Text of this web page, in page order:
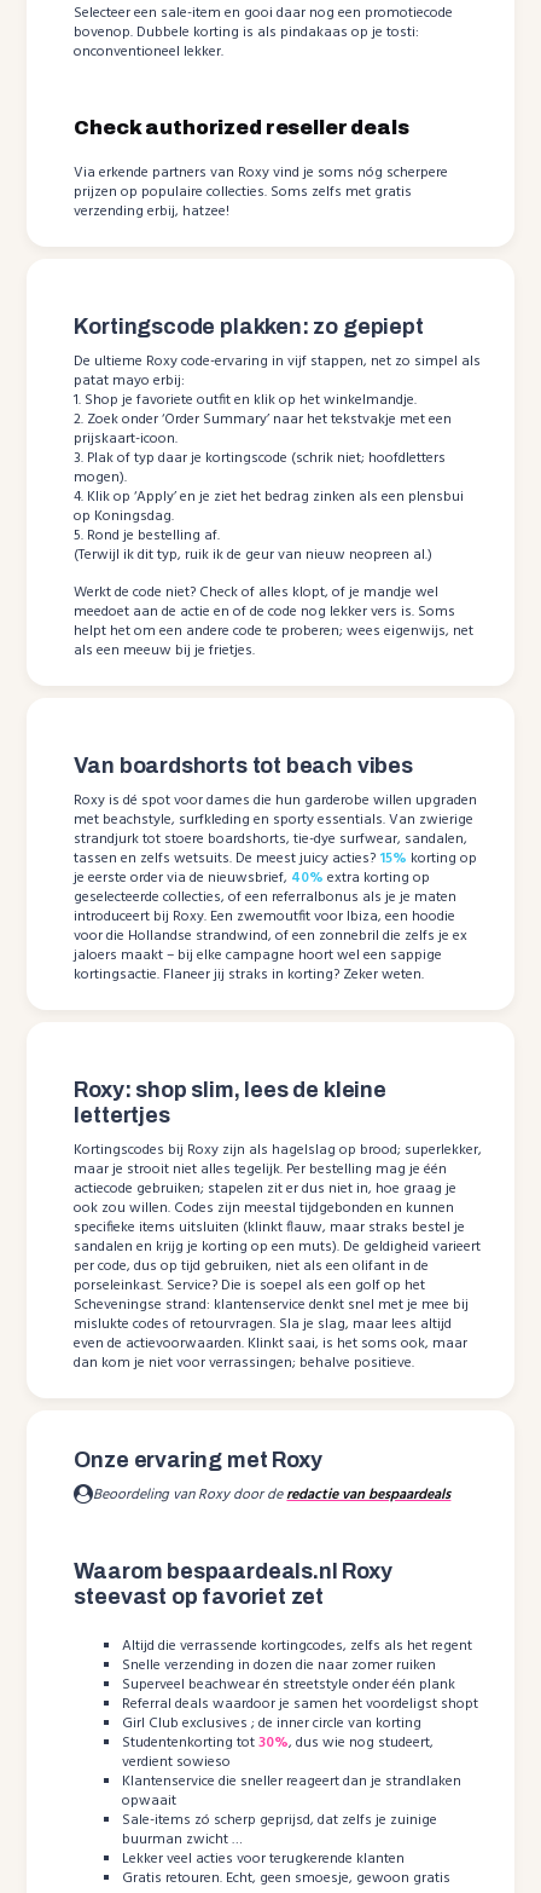
Selecteer een sale-item en gooi daar nog een promotiecode
bovenop. Dubbele korting is als pindakaas op je tosti:
onconventioneel lekker.
Check authorized reseller deals
Via erkende partners van Roxy vind je soms nóg scherpere
prijzen op populaire collecties. Soms zelfs met gratis
verzending erbij, hatzee!
Kortingscode plakken: zo gepiept
De ultieme Roxy code-ervaring in vijf stappen, net zo simpel als
patat mayo erbij:
1. Shop je favoriete outfit en klik op het winkelmandje.
2. Zoek onder ‘Order Summary’ naar het tekstvakje met een
prijskaart-icoon.
3. Plak of typ daar je kortingscode (schrik niet; hoofdletters
mogen).
4. Klik op ‘Apply’ en je ziet het bedrag zinken als een plensbui
op Koningsdag.
5. Rond je bestelling af.
(Terwijl ik dit typ, ruik ik de geur van nieuw neopreen al.)
Werkt de code niet? Check of alles klopt, of je mandje wel
meedoet aan de actie en of de code nog lekker vers is. Soms
helpt het om een andere code te proberen; wees eigenwijs, net
als een meeuw bij je frietjes.
Van boardshorts tot beach vibes
Roxy is dé spot voor dames die hun garderobe willen upgraden
met beachstyle, surfkleding en sporty essentials. Van zwierige
strandjurk tot stoere boardshorts, tie-dye surfwear, sandalen,
tassen en zelfs wetsuits. De meest juicy acties? 15% korting op
je eerste order via de nieuwsbrief, 40% extra korting op
geselecteerde collecties, of een referralbonus als je je maten
introduceert bij Roxy. Een zwemoutfit voor Ibiza, een hoodie
voor die Hollandse strandwind, of een zonnebril die zelfs je ex
jaloers maakt – bij elke campagne hoort wel een sappige
kortingsactie. Flaneer jij straks in korting? Zeker weten.
Roxy: shop slim, lees de kleine
lettertjes
Kortingscodes bij Roxy zijn als hagelslag op brood; superlekker,
maar je strooit niet alles tegelijk. Per bestelling mag je één
actiecode gebruiken; stapelen zit er dus niet in, hoe graag je
ook zou willen. Codes zijn meestal tijdgebonden en kunnen
specifieke items uitsluiten (klinkt flauw, maar straks bestel je
sandalen en krijg je korting op een muts). De geldigheid varieert
per code, dus op tijd gebruiken, niet als een olifant in de
porseleinkast. Service? Die is soepel als een golf op het
Scheveningse strand: klantenservice denkt snel met je mee bij
mislukte codes of retourvragen. Sla je slag, maar lees altijd
even de actievoorwaarden. Klinkt saai, is het soms ook, maar
dan kom je niet voor verrassingen; behalve positieve.
Onze ervaring met Roxy
Beoordeling van Roxy door deredactie van bespaardeals
Waarom bespaardeals.nl Roxy
steevast op favoriet zet
Altijd die verrassende kortingcodes, zelfs als het regent
Snelle verzending in dozen die naar zomer ruiken
Superveel beachwear én streetstyle onder één plank
Referral deals waardoor je samen het voordeligst shopt
Girl Club exclusives ; de inner circle van korting
Studentenkorting tot30%, dus wie nog studeert,
verdient sowieso
Klantenservice die sneller reageert dan je strandlaken
opwaait
Sale-items zó scherp geprijsd, dat zelfs je zuinige
buurman zwicht …
Lekker veel acties voor terugkerende klanten
Gratis retouren. Echt, geen smoesje, gewoon gratis